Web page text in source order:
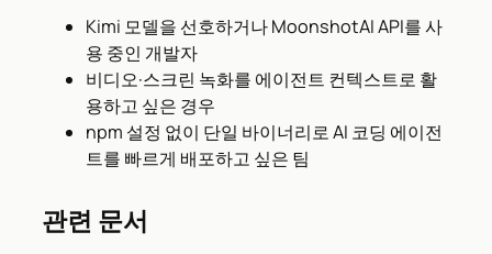
Kimi 모델을 선호하거나 MoonshotAI API를 사
용 중인 개발자
비디오·스크린 녹화를 에이전트 컨텍스트로 활
용하고 싶은 경우
npm 설정 없이 단일 바이너리로 AI 코딩 에이전
트를 빠르게 배포하고 싶은 팀
관련 문서